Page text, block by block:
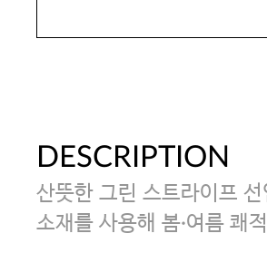
DESCRIPTION
산뜻한 그린 스트라이프
소재를 사용해 봄·여름 쾌